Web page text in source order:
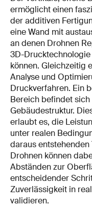
ermöglicht einen
der additiven
eine Wand mit
an denen Drohnen
3D-
können. Gleichzeitig
Analyse und
Druckverfahren. Ein
Bereich befindet
Gebäudestruktur.
erlaubt es, die
unter realen
daraus entstehenden
Drohnen können
Abständen zur
entscheidender
Zuverlässigkeit in
validieren.